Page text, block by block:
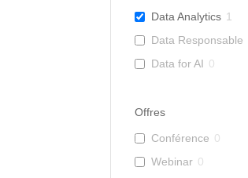
Data Analytics 1
Data Responsable
Data for AI 0
Offres
Conférence 0
Webinar 0